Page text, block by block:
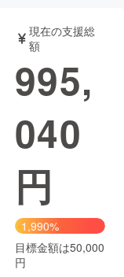
書籍・雑誌
チャレンジ
Creation
コミュニティ
現在の支援総
額
995,
040
円
1,990%
目標金額は50,000
円